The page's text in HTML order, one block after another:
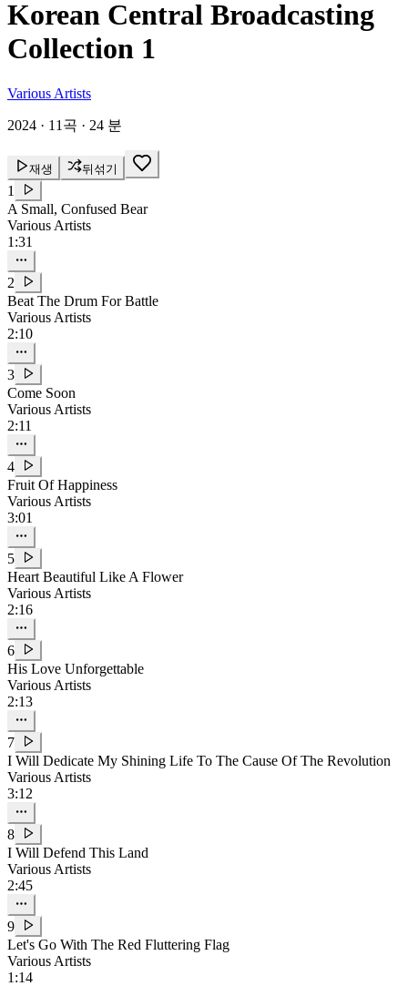
Korean Central Broadcasting
Collection 1
Various Artists
2024 · 11곡 · 24 분
재생 뒤섞기
1
A Small, Confused Bear
Various Artists
1:31
2
Beat The Drum For Battle
Various Artists
2:10
3
Come Soon
Various Artists
2:11
4
Fruit Of Happiness
Various Artists
3:01
5
Heart Beautiful Like A Flower
Various Artists
2:16
6
His Love Unforgettable
Various Artists
2:13
7
I Will Dedicate My Shining Life To The Cause Of The Revolution
Various Artists
3:12
8
I Will Defend This Land
Various Artists
2:45
9
Let's Go With The Red Fluttering Flag
Various Artists
1:14